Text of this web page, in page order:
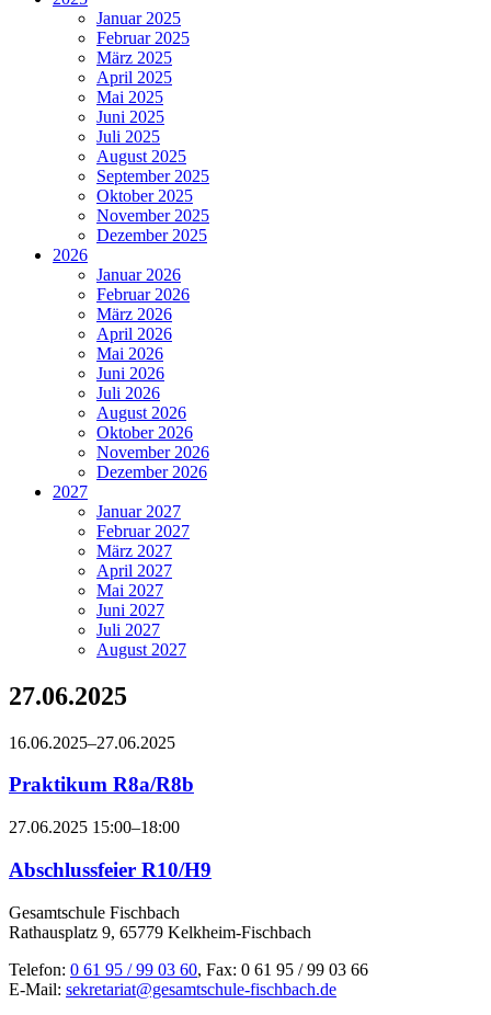
Januar 2025
Februar 2025
März 2025
April 2025
Mai 2025
Juni 2025
Juli 2025
August 2025
September 2025
Oktober 2025
November 2025
Dezember 2025
2026
Januar 2026
Februar 2026
März 2026
April 2026
Mai 2026
Juni 2026
Juli 2026
August 2026
Oktober 2026
November 2026
Dezember 2026
2027
Januar 2027
Februar 2027
März 2027
April 2027
Mai 2027
Juni 2027
Juli 2027
August 2027
27.06.2025
16.06.2025–27.06.2025
Praktikum R8a/R8b
27.06.2025 15:00–18:00
Abschlussfeier R10/H9
Gesamtschule Fischbach
Rathausplatz 9, 65779 Kelkheim-Fischbach
Telefon: 0 61 95 / 99 03 60, Fax: 0 61 95 / 99 03 66
E-Mail: sekretariat@gesamtschule-fischbach.de